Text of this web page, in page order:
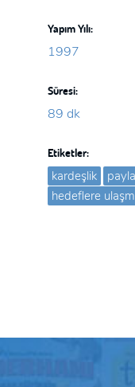
Yapım Yılı:
1997
Süresi:
89 dk
Etiketler:
kardeşlik
hedeflere